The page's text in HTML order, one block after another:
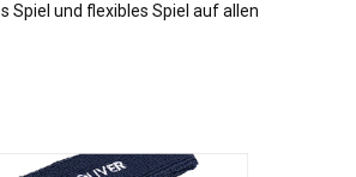
Spiel und flexibles Spiel auf allen